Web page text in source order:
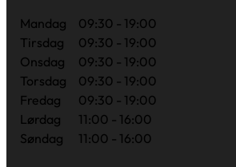
Mandag
09:30 - 19:00
Tirsdag
09:30 - 19:00
Onsdag
09:30 - 19:00
Torsdag
09:30 - 19:00
Fredag
09:30 - 19:00
Lørdag
11:00 - 16:00
Søndag
11:00 - 16:00